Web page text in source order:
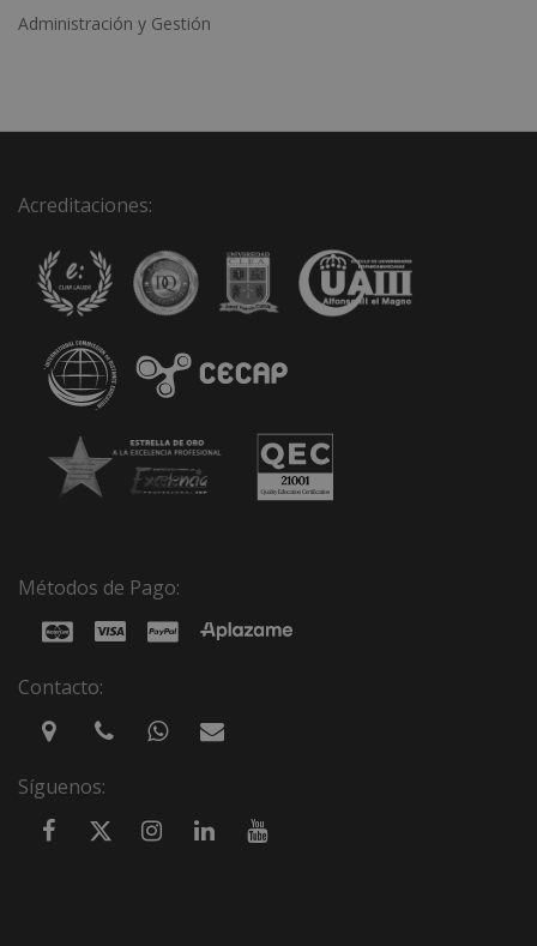
Administración y Gestión
Acreditaciones:
Métodos de Pago:
Contacto:
Síguenos: